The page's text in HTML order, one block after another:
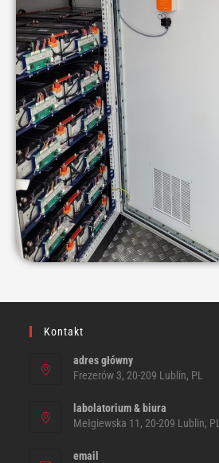
Kontakt
adres główny
Frezerów 3, 20-209 Lublin, PL
labolatorium & biura
Mełgiewska 11, 20-209 Lublin, PL
email